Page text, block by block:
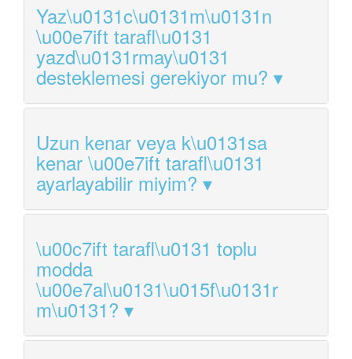
Yaz\u0131c\u0131m\u0131n
\u00e7ift tarafl\u0131
yazd\u0131rmay\u0131
desteklemesi gerekiyor mu?
Uzun kenar veya k\u0131sa
kenar \u00e7ift tarafl\u0131
ayarlayabilir miyim?
\u00c7ift tarafl\u0131 toplu
modda
\u00e7al\u0131\u015f\u0131r
m\u0131?